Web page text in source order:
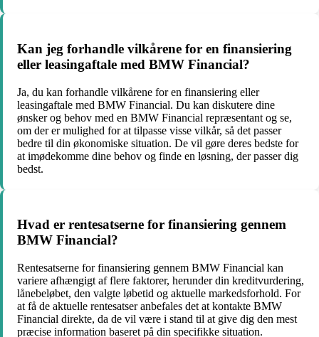
Kan jeg forhandle vilkårene for en finansiering
eller leasingaftale med BMW Financial?
Ja, du kan forhandle vilkårene for en finansiering eller
leasingaftale med BMW Financial. Du kan diskutere dine
ønsker og behov med en BMW Financial repræsentant og se,
om der er mulighed for at tilpasse visse vilkår, så det passer
bedre til din økonomiske situation. De vil gøre deres bedste for
at imødekomme dine behov og finde en løsning, der passer dig
bedst.
Hvad er rentesatserne for finansiering gennem
BMW Financial?
Rentesatserne for finansiering gennem BMW Financial kan
variere afhængigt af flere faktorer, herunder din kreditvurdering,
lånebeløbet, den valgte løbetid og aktuelle markedsforhold. For
at få de aktuelle rentesatser anbefales det at kontakte BMW
Financial direkte, da de vil være i stand til at give dig den mest
præcise information baseret på din specifikke situation.